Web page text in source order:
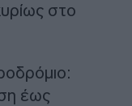
στο
έως